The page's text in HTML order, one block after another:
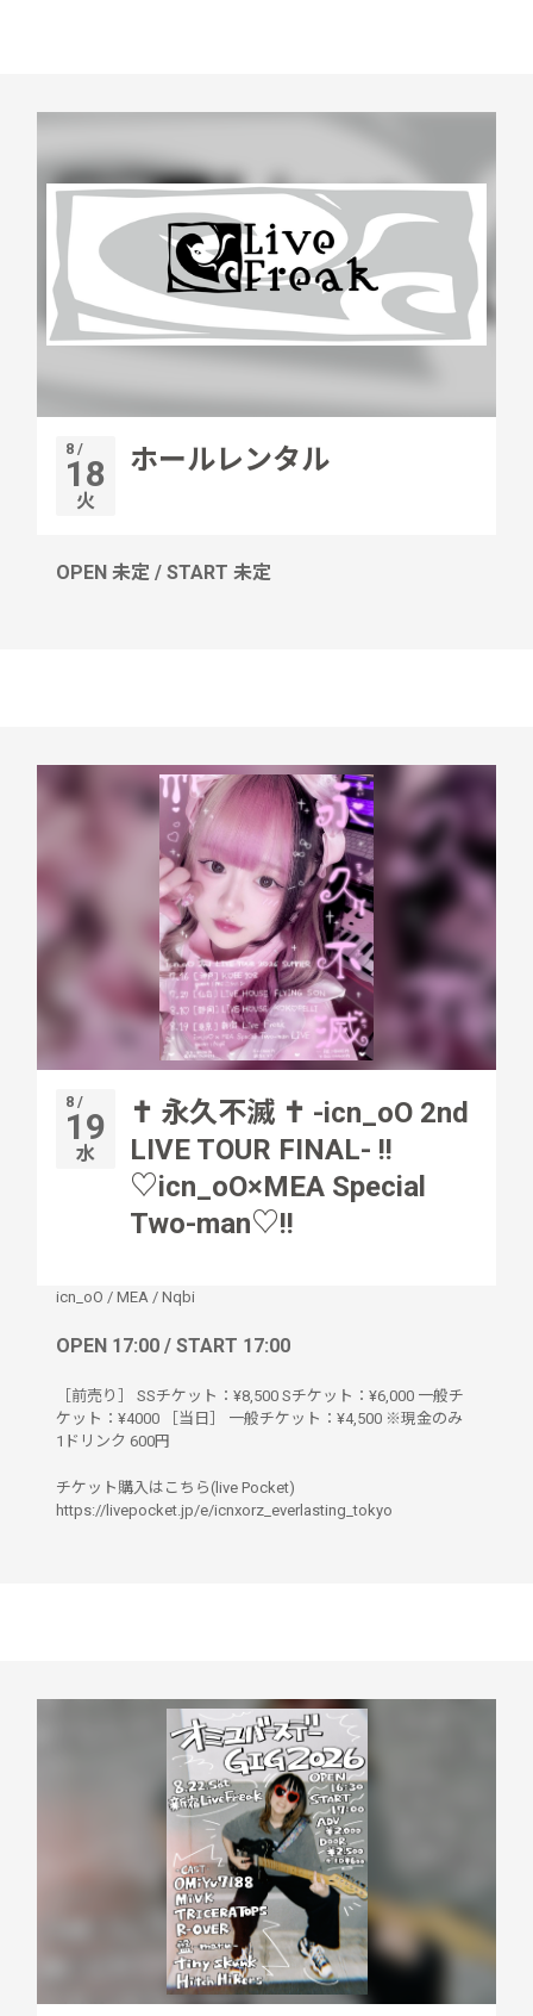
8 /
18
火
ホールレンタル
OPEN 未定 / START 未定
8 /
19
水
‪✝︎ 永久不滅 ✝︎ -icn_oO 2nd
LIVE TOUR FINAL- !!
♡icn_oO×MEA Special
Two-man♡!!
icn_oO / MEA / Nqbi
OPEN 17:00 / START 17:00
［前売り］ SSチケット：¥8,500 Sチケット：¥6,000 一般チ
ケット：¥4000 ［当日］ 一般チケット：¥4,500 ※現金のみ
1ドリンク 600円
チケット購入はこちら(live Pocket)
https://livepocket.jp/e/icnxorz_everlasting_tokyo